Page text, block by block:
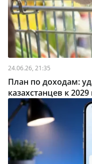
24.06.26, 21:35
План по доходам:
казахстанцев к 2029